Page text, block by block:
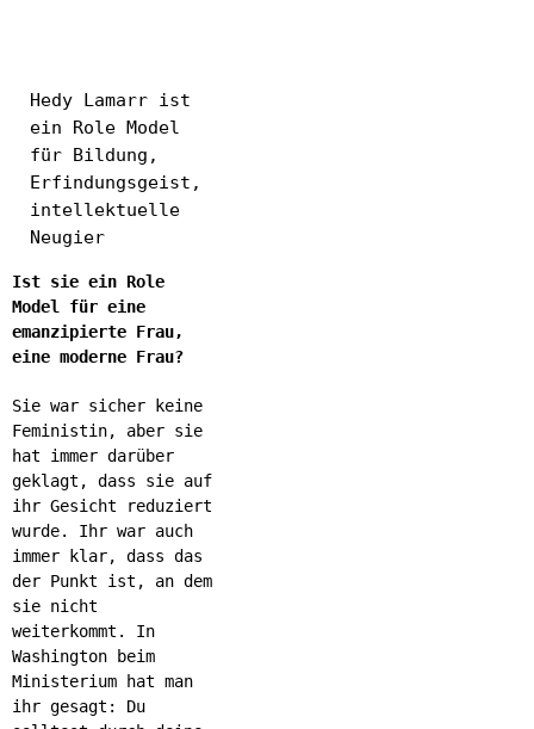
Hedy Lamarr ist
ein Role Model
für Bildung,
Erfindungsgeist,
intellektuelle
Neugier
Ist sie ein Role
Model für eine
emanzipierte Frau,
eine moderne Frau?
Sie war sicher keine
Feministin, aber sie
hat immer darüber
geklagt, dass sie auf
ihr Gesicht reduziert
wurde. Ihr war auch
immer klar, dass das
der Punkt ist, an dem
sie nicht
weiterkommt. In
Washington beim
Ministerium hat man
ihr gesagt: Du